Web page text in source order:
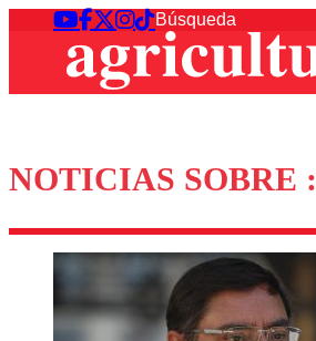
NOTICIAS SOBRE :